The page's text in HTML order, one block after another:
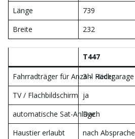
Länge
739
Breite
232
T447
Fahrradträger für Anzahl Räder
3 – Heckgarage
TV / Flachbildschirm ja
automatische Sat-Anlage
Dach
Haustier erlaubt
nach Absprache